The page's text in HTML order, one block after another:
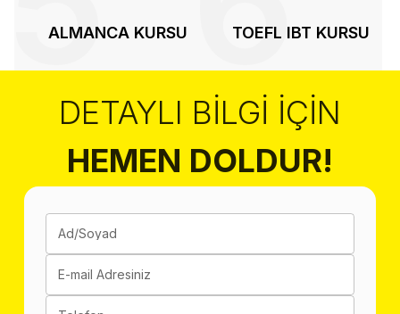
ALMANCA KURSU TOEFL IBT KURSU
DETAYLI BILGI İÇIN
HEMEN DOLDUR!
Ad/Soyad
E-mail Adresiniz